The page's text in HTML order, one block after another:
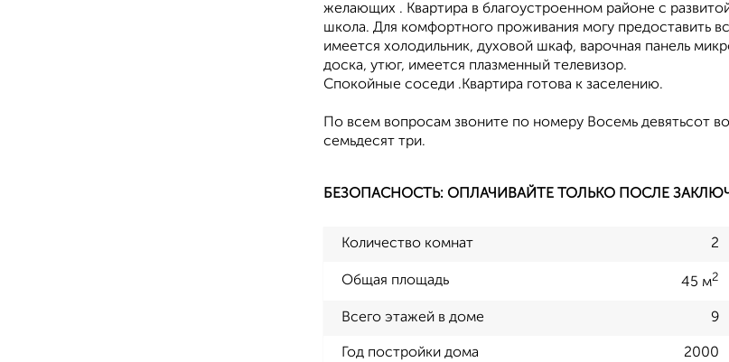
желающих . Квартира в благоустроенном районе с
школа. Для комфортного проживания могу предоставить
имеется холодильник, духовой шкаф, варочная панель
доска, утюг, имеется плазменный телевизор.
Спокойные соседи .Квартира готова к заселению.
По всем вопросам звоните по номеру Восемь девятьсот
семьдесят три.
БЕЗОПАСНОСТЬ: ОПЛАЧИВАЙТЕ ТОЛЬКО ПОСЛЕ
Количество комнат 2
Общая площадь 45 м2
Всего этажей в доме 9
Год постройки дома 2000